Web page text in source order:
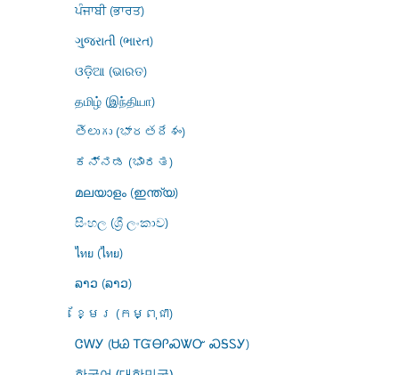
ਪੰਜਾਬੀ (ਭਾਰਤ)
ગુજરાતી (ભારત)
ଓଡ଼ିଆ (ଭାରତ)
தமிழ் (இந்தியா)
తెలుగు (భారతదేశం)
ಕನ್ನಡ (ಭಾರತ)
മലയാളം (ഇന്ത്യ)
සිංහල (ශ්‍රී ලංකාව)
ไทย (ไทย)
ລາວ (ລາວ)
ខ្មែរ (កម្ពុជា)
ᏣᎳᎩ (ᏌᏊ ᎢᏳᎾᎵᏍᏔᏅ ᏍᎦᏚᎩ)